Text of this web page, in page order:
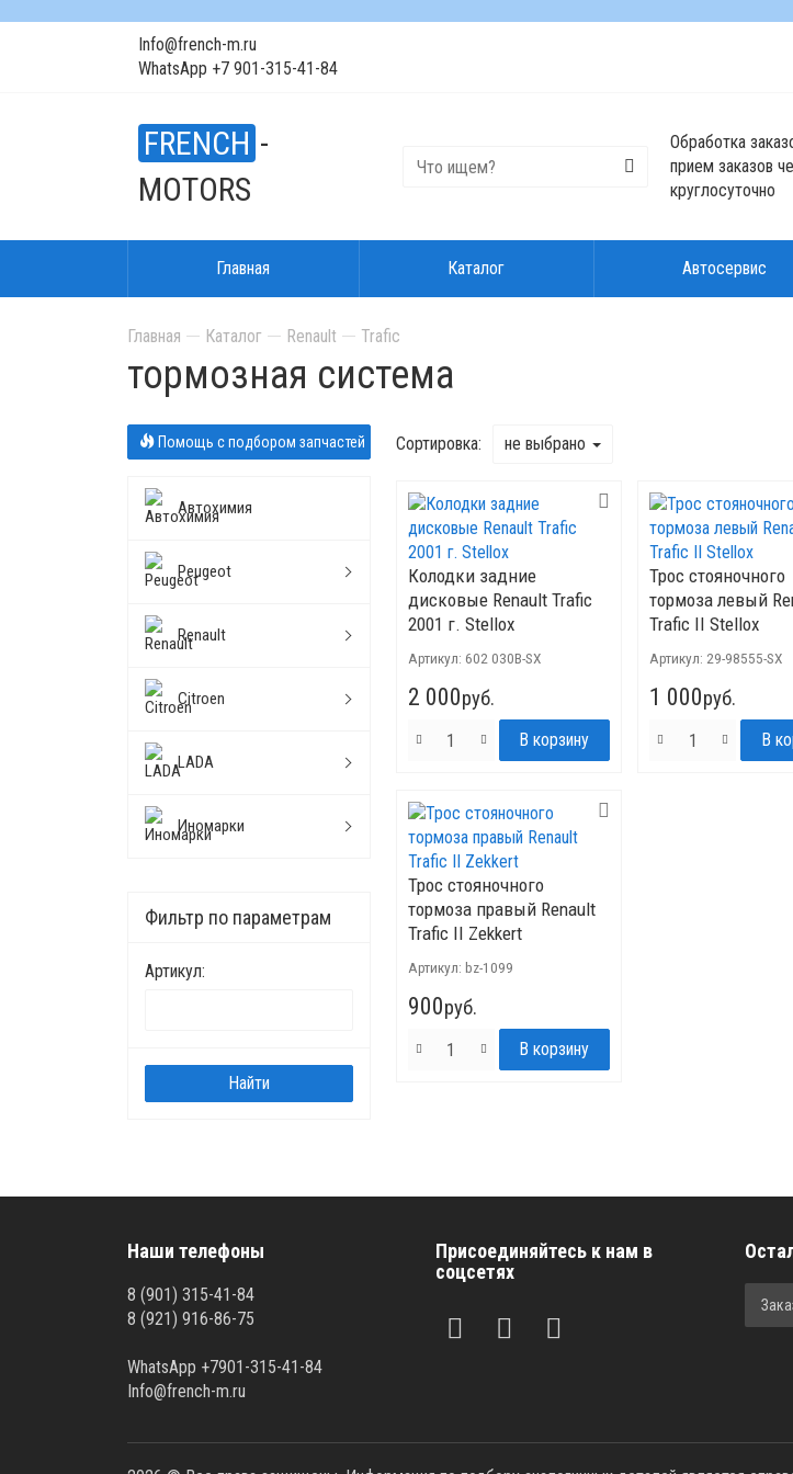
Info@french-m.ru
WhatsApp +7 901-315-41-84
FRENCH -
MOTORS
Обработка
прием заказов
круглосуточно
Главная Каталог Автосервис
Главная Каталог Renault Trafic
тормозная система
Помощь с подбором запчастей
Автохимия
Peugeot
Renault
Citroen
LADA
Иномарки
Фильтр по параметрам
Артикул:
Сортировка: не выбрано
Колодки задние
дисковые Renault Trafic
2001 г. Stellox
Артикул: 602 030B-SX
2 000руб.
Трос стояночного
тормоза левый
Trafic II Stellox
Артикул: 29-98555-SX
1 000руб.
Трос стояночного
тормоза правый Renault
Trafic II Zekkert
Артикул: bz-1099
900руб.
Наши телефоны
8 (901) 315-41-84
8 (921) 916-86-75
WhatsApp +7901-315-41-84
Info@french-m.ru
Присоединяйтесь к нам в
соцсетях